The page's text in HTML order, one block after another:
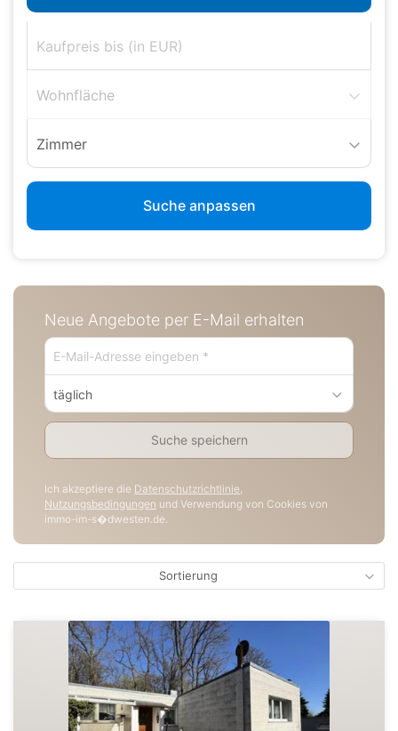
Wohnfläche
Zimmer
Suche anpassen
Neue Angebote per E-Mail erhalten
täglich
Suche speichern
Ich akzeptiere die Datenschutzrichtlinie,
Nutzungsbedingungen und Verwendung von Cookies von
immo-im-s�dwesten.de.
Sortierung